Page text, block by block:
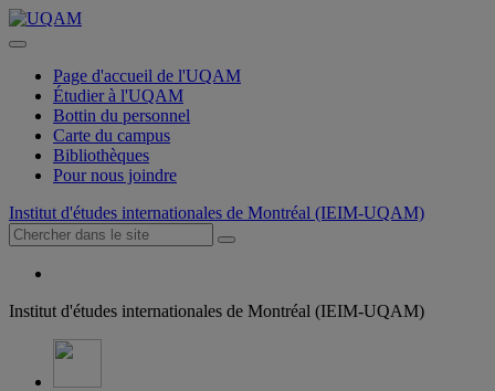
Page d'accueil de l'UQAM
Étudier à l'UQAM
Bottin du personnel
Carte du campus
Bibliothèques
Pour nous joindre
Institut d'études internationales de Montréal (IEIM-UQAM)
Institut d'études internationales de Montréal (IEIM-UQAM)